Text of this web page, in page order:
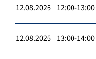
12.08.2026 12:00-13:00
12.08.2026 13:00-14:00